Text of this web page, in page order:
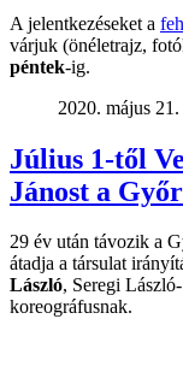
A jelentkezéseket a
várjuk (önéletrajz,
péntek-ig.
2020. május 21.
Július 1-től
Jánost a
29 év után távozik a
átadja a társulat
László, Seregi
koreográfusnak.